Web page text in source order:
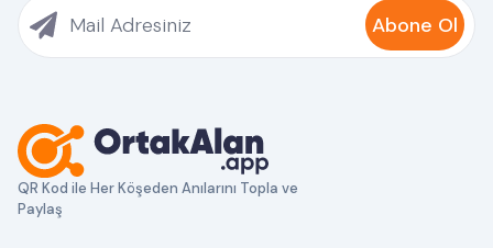
Abone Ol
QR Kod ile Her Köşeden Anılarını Topla ve
Paylaş